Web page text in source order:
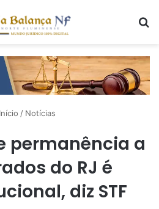
/ Notícias
permanência a
do RJ é
diz STF